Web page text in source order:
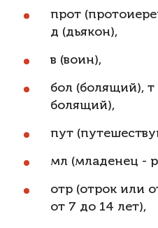
прот
д (дьякон),
в (воин),
бол (болящий), т
болящий),
пут
мл (младенец -
отр (отрок или
от 7 до 14 лет),